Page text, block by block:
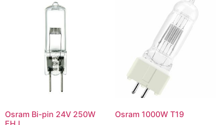
Osram Bi-pin 24V 250W
Osram 1000W T19